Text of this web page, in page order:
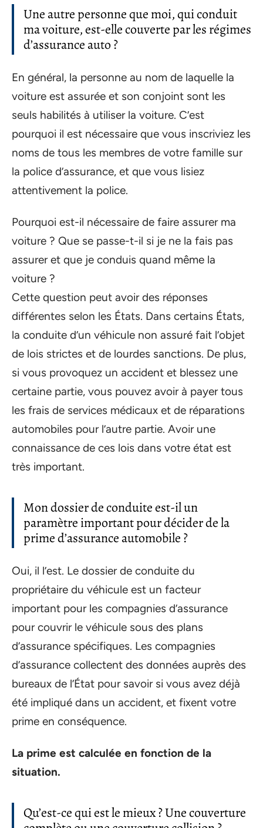
Une autre personne que moi, qui conduit
ma voiture, est-elle couverte par les régimes
d’assurance auto ?
En général, la personne au nom de laquelle la
voiture est assurée et son conjoint sont les
seuls habilités à utiliser la voiture. C’est
pourquoi il est nécessaire que vous inscriviez les
noms de tous les membres de votre famille sur
la police d’assurance, et que vous lisiez
attentivement la police.
Pourquoi est-il nécessaire de faire assurer ma
voiture ? Que se passe-t-il si je ne la fais pas
assurer et que je conduis quand même la
voiture ?
Cette question peut avoir des réponses
différentes selon les États. Dans certains États,
la conduite d’un véhicule non assuré fait l’objet
de lois strictes et de lourdes sanctions. De plus,
si vous provoquez un accident et blessez une
certaine partie, vous pouvez avoir à payer tous
les frais de services médicaux et de réparations
automobiles pour l’autre partie. Avoir une
connaissance de ces lois dans votre état est
très important.
Mon dossier de conduite est-il un
paramètre important pour décider de la
prime d’assurance automobile ?
Oui, il l’est. Le dossier de conduite du
propriétaire du véhicule est un facteur
important pour les compagnies d’assurance
pour couvrir le véhicule sous des plans
d’assurance spécifiques. Les compagnies
d’assurance collectent des données auprès des
bureaux de l’État pour savoir si vous avez déjà
été impliqué dans un accident, et fixent votre
prime en conséquence.
La prime est calculée en fonction de la
situation.
Qu’est-ce qui est le mieux ? Une couverture